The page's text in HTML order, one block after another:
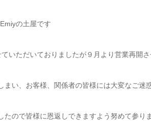
の土屋です
いただいておりましたが９月より営業再開
まい、お客様、関係者の皆様には大変なご迷
たので皆様に恩返しできますよう努めて参り